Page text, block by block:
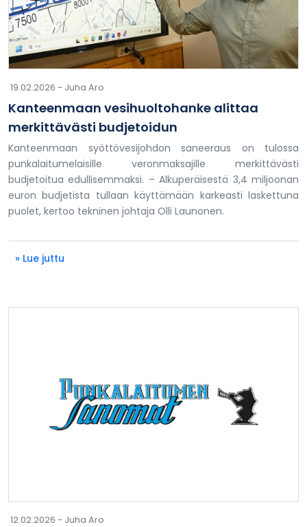
19.02.2026 - Juha Aro
Kanteenmaan vesihuoltohanke alittaa
merkittävästi budjetoidun
Kanteenmaan syöttövesijohdon saneeraus on tulossa
punkalaitumelaisille veronmaksajille merkittävästi
budjetoitua edullisemmaksi. – Alkuperäisestä 3,4 miljoonan
euron budjetista tullaan käyttämään karkeasti laskettuna
puolet, kertoo tekninen johtaja Olli Launonen.
» Lue juttu
12.02.2026 - Juha Aro